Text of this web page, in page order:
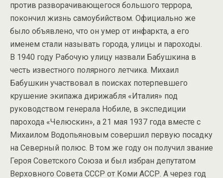
против разворачивающегося большого террора,
покончил жизнь самоубийством. Официально же
было объявлено, что он умер от инфаркта, а его
именем стали называть города, улицы и пароходы.
В 1940 году Рабочую улицу назвали Бабушкина в
честь известного полярного летчика. Михаил
Бабушкин участвовал в поисках потерпевшего
крушение экипажа дирижабля «Италия» под
руководством генерала Нобиле, в экспедиции
парохода «Челюскин», а 21 мая 1937 года вместе с
Михаилом Водопьяновым совершил первую посадку
на Северный полюс. В том же году он получил звание
Героя Советского Союза и был избран депутатом
Верховного Совета СССР от Коми АССР. А через год